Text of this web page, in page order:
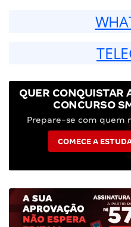
QUER CONQUISTAR
CONCURSO
Prepare-se com quem
COMECE A